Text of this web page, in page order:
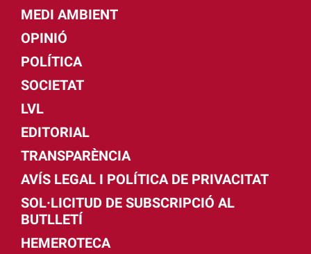
MEDI AMBIENT
OPINIÓ
POLÍTICA
SOCIETAT
LVL
EDITORIAL
TRANSPARÈNCIA
AVÍS LEGAL I POLÍTICA DE PRIVACITAT
SOL·LICITUD DE SUBSCRIPCIÓ AL
BUTLLETÍ
HEMEROTECA